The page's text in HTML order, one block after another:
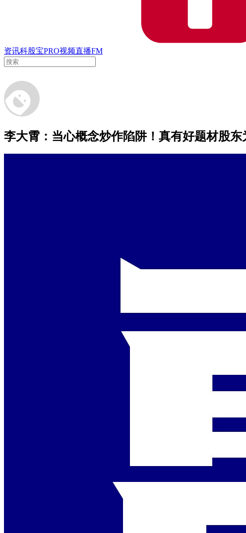
资讯科股宝PRO视频直播FM
李大霄：当心概念炒作陷阱！真有好题材股东